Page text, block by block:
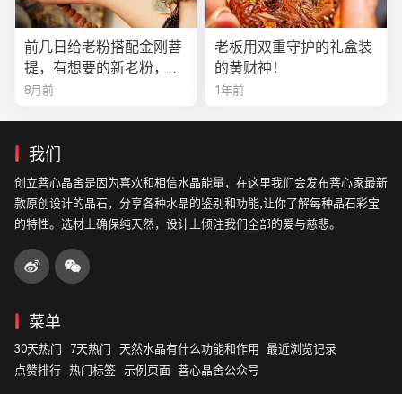
前几日给老粉搭配金刚菩
提，有想要的新老粉，都
可以来排队
8月前
老板用双重守护的礼盒装
的黄财神！
1年前
我们
创立菩心晶舍是因为喜欢和相信水晶能量，在这里我们会发布菩心家最新
款原创设计的晶石，分享各种水晶的鉴别和功能,让你了解每种晶石彩宝
的特性。选材上确保纯天然，设计上倾注我们全部的爱与慈悲。
菜单
30天热门 7天热门 天然水晶有什么功能和作用
最近浏览记录
点赞排行 热门标签 示例页面 菩心晶舍公众号